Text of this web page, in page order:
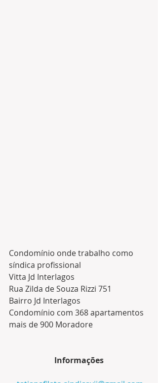
Condomínio onde trabalho como
síndica profissional
Vitta Jd Interlagos
Rua Zilda de Souza Rizzi 751
Bairro Jd Interlagos
Condomínio com 368 apartamentos
mais de 900 Moradore
Informações